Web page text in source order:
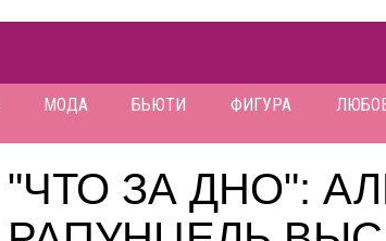
МОДА БЬЮТИ ФИГУРА
"ЧТО ЗА ДНО":